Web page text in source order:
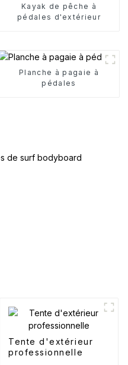
Kayak de pêche à
pédales d'extérieur
Planche à pagaie à
pédales
Tente d'extérieur
professionnelle